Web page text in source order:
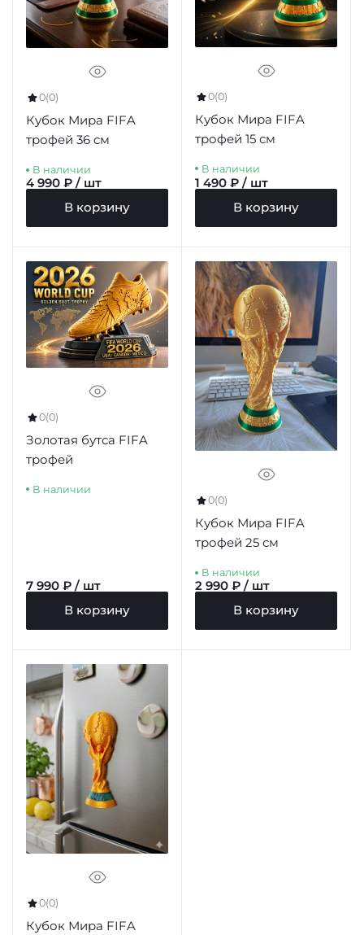
0(0)
Кубок Мира FIFA
трофей 36 см
В наличии
4 990 ₽ / шт
В корзину
0(0)
Кубок Мира FIFA
трофей 15 см
В наличии
1 490 ₽ / шт
В корзину
0(0)
Золотая бутса FIFA
трофей
В наличии
7 990 ₽ / шт
В корзину
0(0)
Кубок Мира FIFA
трофей 25 см
В наличии
2 990 ₽ / шт
В корзину
0(0)
Кубок Мира FIFA